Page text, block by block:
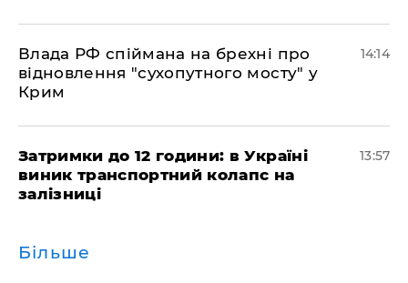
Влада РФ спіймана на брехні про
відновлення "сухопутного мосту" у
Крим
14:14
Затримки до 12 години: в Україні
виник транспортний колапс на
залізниці
13:57
Більше